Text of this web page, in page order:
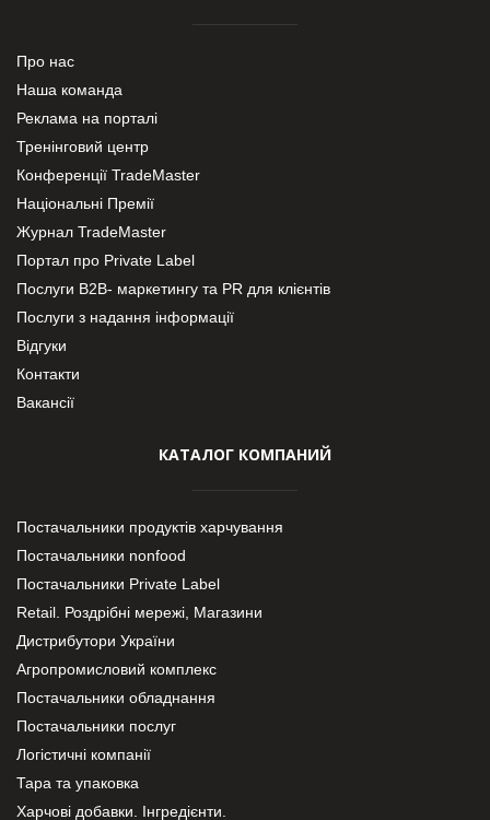
Про нас
Наша команда
Реклама на порталі
Тренінговий центр
Конференції TradeMaster
Національні Премії
Журнал TradeMaster
Портал про Private Label
Послуги В2В- маркетингу та PR для клієнтів
Послуги з надання інформації
Відгуки
Контакти
Вакансії
КАТАЛОГ КОМПАНИЙ
Постачальники продуктів харчування
Постачальники nonfood
Постачальники Private Label
Retail. Роздрібні мережі, Магазини
Дистрибутори України
Агропромисловий комплекс
Постачальники обладнання
Постачальники послуг
Логістичні компанії
Тара та упаковка
Харчові добавки. Інгредієнти.